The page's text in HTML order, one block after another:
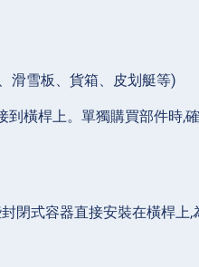
滑雪板、貨箱、皮划艇等)
橫桿上。單獨購買部件時,
式容器直接安裝在橫桿上,